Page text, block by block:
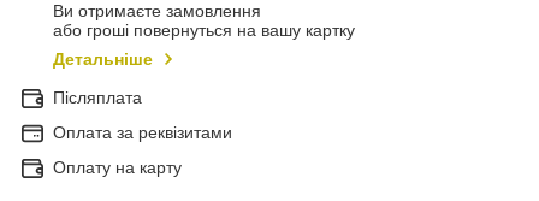
Ви отримаєте замовлення
або гроші повернуться на вашу картку
Детальніше
Післяплата
Оплата за реквізитами
Оплату на карту